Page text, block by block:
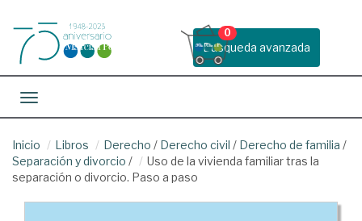
Busqueda avanzada
0
Toggle navigation
Inicio Libros Derecho / Derecho civil / Derecho de familia /
Separación y divorcio /
Uso de la vivienda familiar tras la
separación o divorcio. Paso a paso